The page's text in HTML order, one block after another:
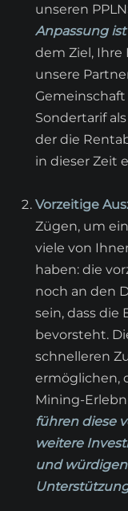
unseren
Anpassung
dem Ziel, Ihre
unsere
Sondertarif
der die
in dieser Zeit
Vorzeitige
Zügen, um
viele von
haben: die
noch an den
sein, dass
bevorsteht.
schnelleren
ermöglichen,
Mining-
führen diese
weitere
und